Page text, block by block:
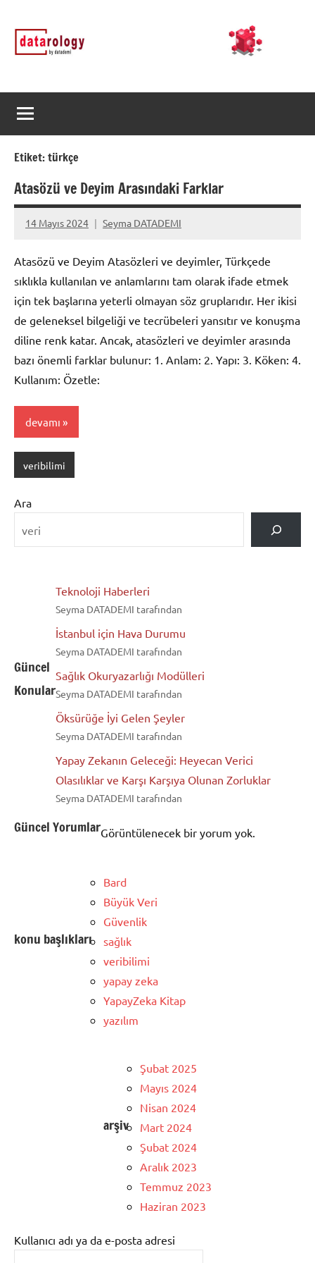
geçDATArology
by
rology
Etiket:türkçe
Atasözü ve Deyim Arasındaki Farklar
14 Mayıs 2024 Seyma DATADEMI
Yorum
Atasözü ve Deyim Atasözleri ve deyimler, Türkçede
sıklıkla kullanılan ve anlamlarını tam olarak ifade etmek
için tek başlarına yeterli olmayan söz gruplarıdır. Her ikisi
de geleneksel bilgeliği ve tecrübeleri yansıtır ve konuşma
diline renk katar. Ancak, atasözleri ve deyimler arasında
bazı önemli farklar bulunur: 1. Anlam: 2. Yapı: 3. Köken: 4.
Kullanım: Özetle:
devamı
veribilimi
Ara
Güncel
Konular
Teknoloji Haberleri
Seyma DATADEMI tarafından
İstanbul için Hava Durumu
Seyma DATADEMI tarafından
Sağlık Okuryazarlığı Modülleri
Seyma DATADEMI tarafından
Öksürüğe İyi Gelen Şeyler
Seyma DATADEMI tarafından
Yapay Zekanın Geleceği: Heyecan Verici
Olasılıklar ve Karşı Karşıya Olunan Zorluklar
Seyma DATADEMI tarafından
Güncel YorumlarGörüntülenecek bir yorum yok.
konu başlıkları
Bard
Büyük Veri
Güvenlik
sağlık
veribilimi
yapay zeka
YapayZeka Kitap
yazılım
arşiv
Şubat 2025
Mayıs 2024
Nisan 2024
Mart 2024
Şubat 2024
Aralık 2023
Temmuz 2023
Haziran 2023
Kullanıcı adı ya da e-posta adresi